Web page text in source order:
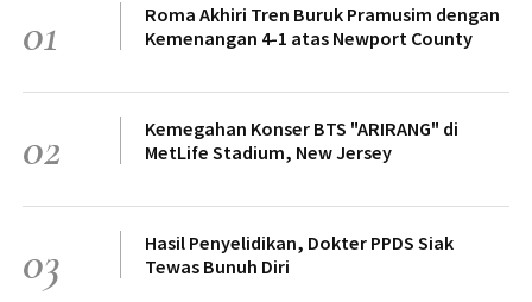
01
Roma Akhiri Tren Buruk Pramusim dengan
Kemenangan 4-1 atas Newport County
02
Kemegahan Konser BTS "ARIRANG" di
MetLife Stadium, New Jersey
03
Hasil Penyelidikan, Dokter PPDS Siak
Tewas Bunuh Diri